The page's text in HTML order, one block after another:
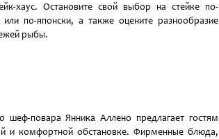
хаус. Остановите свой выбор на стейке по-
или по-японски, а также оцените разнообразие
рыбы.
шеф-повара Янника Аллено предлагает гостям
и комфортной обстановке. Фирменные блюда,